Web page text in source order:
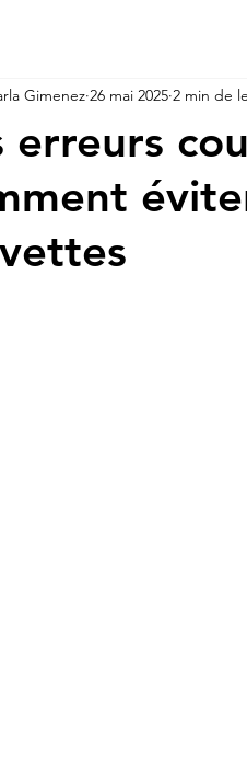
erreurs
Gimenez 26 mai 2025 2 min de